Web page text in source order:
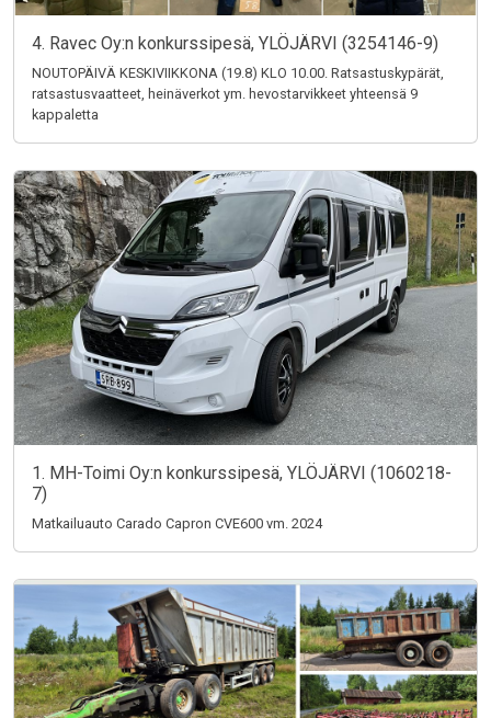
4. Ravec Oy:n konkurssipesä, YLÖJÄRVI (3254146-9)
NOUTOPÄIVÄ KESKIVIIKKONA (19.8) KLO 10.00. Ratsastuskypärät,
ratsastusvaatteet, heinäverkot ym. hevostarvikkeet yhteensä 9
kappaletta
1. MH-Toimi Oy:n konkurssipesä, YLÖJÄRVI (1060218-
7)
Matkailuauto Carado Capron CVE600 vm. 2024